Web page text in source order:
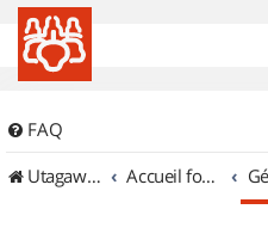
FAQ
UtagawaVTT (Randos VTT et VTTAE avec traces GPS)
Accueil forum